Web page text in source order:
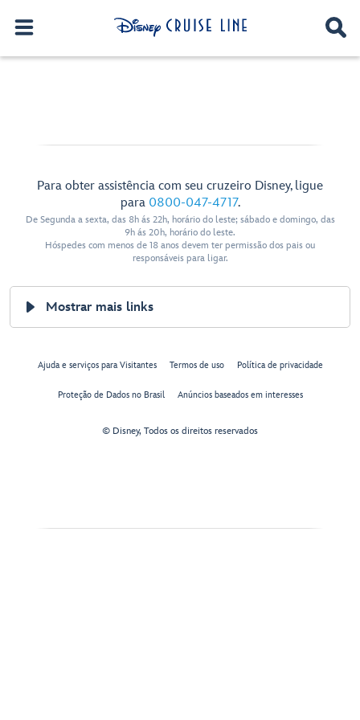
Para obter assistência com seu cruzeiro Disney, ligue
para 0800-047-4717.
De Segunda a sexta, das 8h ás 22h, horário do leste; sábado e domingo, das
9h ás 20h, horário do leste.
Hóspedes com menos de 18 anos devem ter permissão dos pais ou
responsáveis para ligar.
Mostrar mais links
Ajuda e serviços para Visitantes Termos de uso Política de privacidade
Proteção de Dados no Brasil Anúncios baseados em interesses
© Disney, Todos os direitos reservados